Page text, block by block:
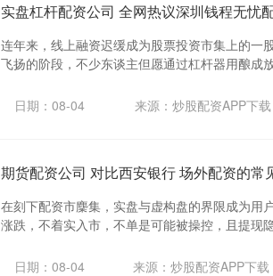
实盘杠杆配资公司 全网热议深圳钱程无忧
连年来，线上融资迟缓成为股票投资市集上的一
飞扬的阶段，不少东谈主但愿通过杠杆器用酿成
日期：08-04 来源：炒股配资APP下载
期货配资公司 对比西安银行 场外配资的常
在刻下配资市麇集，实盘与虚构盘的界限成为用
涨跌，不着实入市，不单是可能被操控，且提现
日期：08-04 来源：炒股配资APP下载